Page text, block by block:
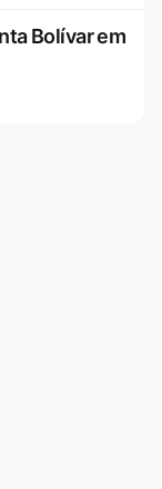
Bolívar em